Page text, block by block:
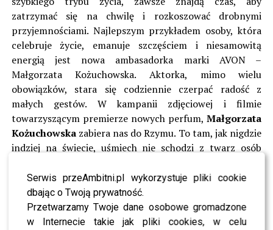
Serwis przeAmbitni.pl wykorzystuje pliki cookie
dbając o Twoją prywatność.
Przetwarzamy Twoje dane osobowe gromadzone
w Internecie takie jak pliki cookies, w celu
zatrzymać się na chwilę i rozkoszować drobnymi
przyjemnościami. Najlepszym przykładem osoby, która
celebruje życie, emanuje szczęściem i niesamowitą
energią jest nowa ambasadorka marki AVON –
Małgorzata Kożuchowska. Aktorka, mimo wielu
obowiązków, stara się codziennie czerpać radość z
małych gestów. W kampanii zdjęciowej i filmie
towarzyszącym premierze nowych perfum,Małgorzata
Kożuchowskazabiera nas do Rzymu. To tam, jak nigdzie
indziej na świecie, uśmiech nie schodzi z twarz osób
unosi się zapach dojrzewających pomarańczy.
Zobaczcie również:PLEJADA GWIAZD NA OTWARCIU
NOWEJ ODSŁONY PORTALU PRZEAMBITNI.PL